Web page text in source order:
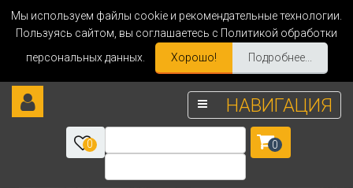
Мы используем файлы cookie и рекомендательные технологии.
Пользуясь сайтом, вы соглашаетесь с Политикой обработки
персональных данных.
Хорошо! Подробнее...
НАВИГАЦИЯ
0 0